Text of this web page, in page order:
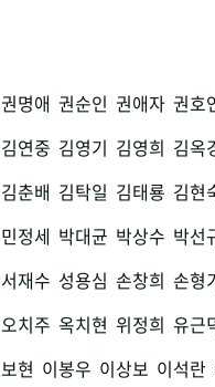
권명애 권순인 권애자 권호
김연중 김영기 김영희 김옥
김춘배 김탁일 김태룡 김현
민정세 박대균 박상수 박선
서재수 성용심 손창희 손형
오치주 옥치현 위정희 유근
현 이봉우 이상보 이석란